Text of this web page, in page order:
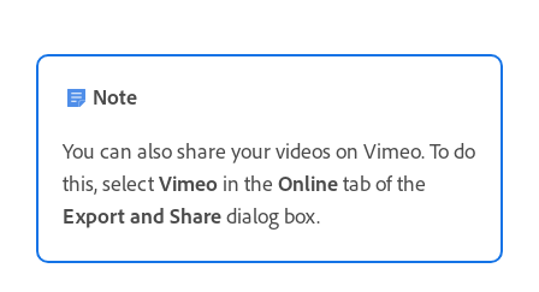
Note
You can also share your videos on Vimeo. To do
this, selectVimeo in the Onlinetab of the
Export and Sharedialog box.